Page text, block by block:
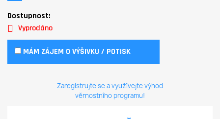
Dostupnost:
Vyprodáno
MÁM ZÁJEM O VÝŠIVKU / POTISK
Zaregistrujte se a využívejte výhod
věrnostního programu!